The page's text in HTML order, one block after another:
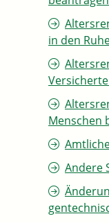
in den
Menschen
Andere